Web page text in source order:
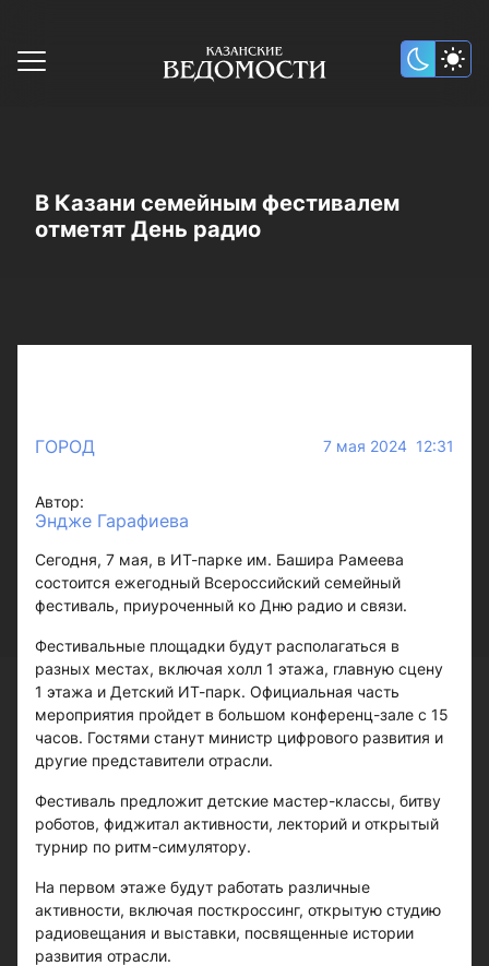
В Казани семейным фестивалем
отметят День радио
ГОРОД 7 мая 2024 12:31
Автор:
Эндже Гарафиева
Сегодня, 7 мая, в ИТ-парке им. Башира Рамеева
состоится ежегодный Всероссийский семейный
фестиваль, приуроченный ко Дню радио и связи.
Фестивальные площадки будут располагаться в
разных местах, включая холл 1 этажа, главную сцену
1 этажа и Детский ИТ-парк. Официальная часть
мероприятия пройдет в большом конференц-зале с 15
часов. Гостями станут министр цифрового развития и
другие представители отрасли.
Фестиваль предложит детские мастер-классы, битву
роботов, фиджитал активности, лекторий и открытый
турнир по ритм-симулятору.
На первом этаже будут работать различные
активности, включая посткроссинг, открытую студию
радиовещания и выставки, посвященные истории
развития отрасли.